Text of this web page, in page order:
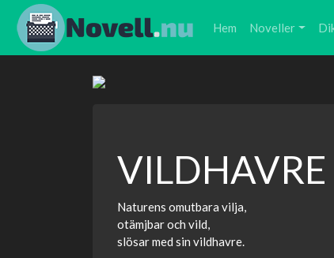
Hem Noveller
VILDHAVRE
Naturens omutbara vilja,
otämjbar och vild,
slösar med sin vildhavre.